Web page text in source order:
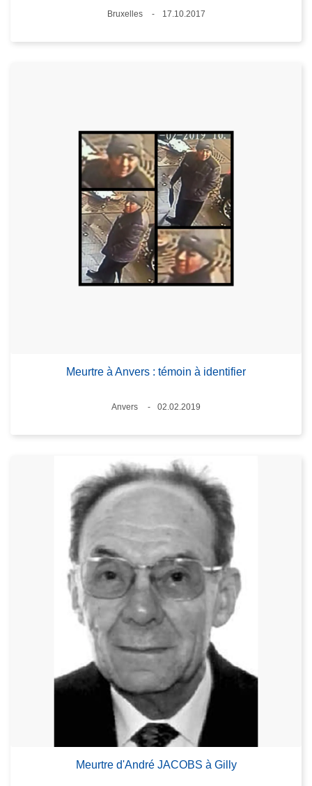
Lieux
Bruxelles
17.10.2017
Meurtre à Anvers : témoin à identifier
Lieux
Anvers
02.02.2019
Meurtre d'André JACOBS à Gilly